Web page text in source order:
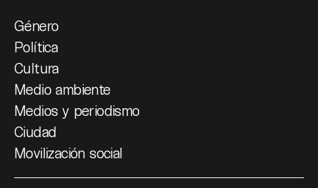
Género
Política
Cultura
Medio ambiente
Medios y periodismo
Ciudad
Movilización social